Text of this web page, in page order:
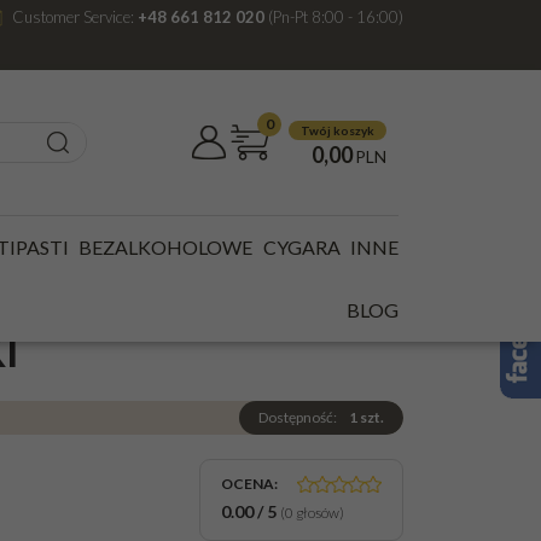
Customer Service: +48 661 812 020 (Pn-Pt 8:00 - 16:00)
0 Twój koszyk
0,00 PLN
BEZALKOHOLOWE CYGARA INNE
BLOG
ZESTAW 3 SZT
Dostępność: 1 szt.
OCENA:
0.00/5 (0 głosów)